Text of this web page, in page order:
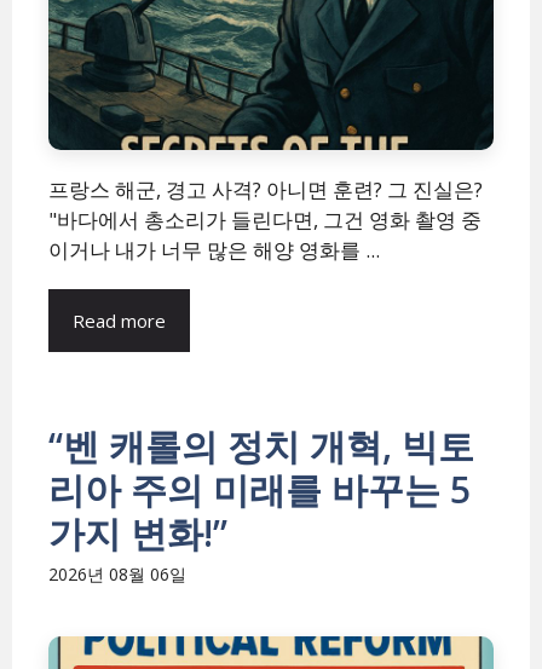
프랑스 해군, 경고 사격? 아니면 훈련? 그 진실은?
"바다에서 총소리가 들린다면, 그건 영화 촬영 중
이거나 내가 너무 많은 해양 영화를 ...
Read more
“벤 캐롤의 정치 개혁, 빅토
리아 주의 미래를 바꾸는 5
가지 변화!”
2026년 08월 06일